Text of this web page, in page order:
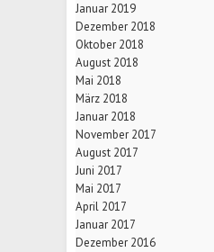
Januar 2019
Dezember 2018
Oktober 2018
August 2018
Mai 2018
März 2018
Januar 2018
November 2017
August 2017
Juni 2017
Mai 2017
April 2017
Januar 2017
Dezember 2016